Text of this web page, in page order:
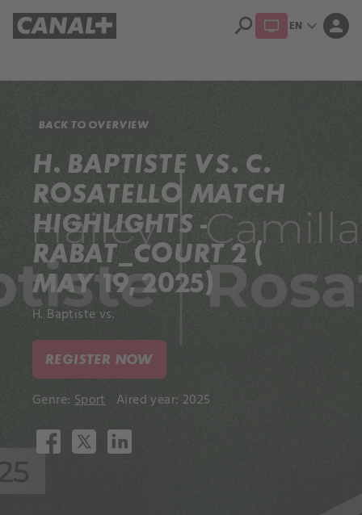
search EN expand_more person
BACK TO OVERVIEW
H. BAPTISTE VS. C.
ROSATELLO MATCH
HIGHLIGHTS -
RABAT_COURT 2 (
MAY 19, 2025)
H. Baptiste vs.
REGISTER NOW
Genre: Sport Aired year: 2025